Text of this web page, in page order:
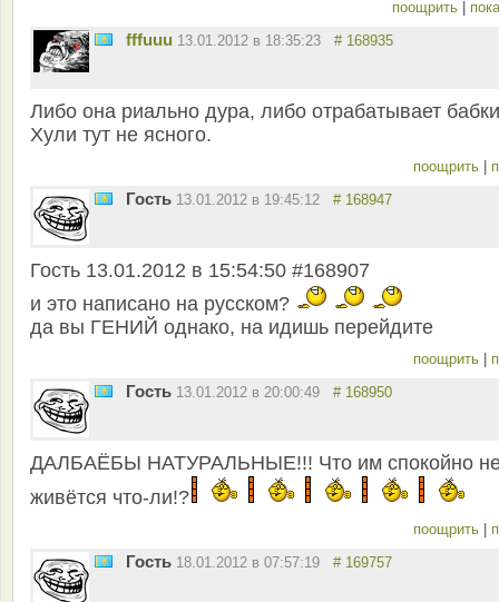
поощрить
fffuuu 13.01.2012 в 18:35:23 # 168935
Либо она риально дура, либо отрабатывает
Хули тут не ясного.
поощрить
Гость 13.01.2012 в 19:45:12 # 168947
Гость 13.01.2012 в 15:54:50 #168907
и это написано на русском?
да вы ГЕНИЙ однако, на идишь перейдите
поощрить
Гость 13.01.2012 в 20:00:49 # 168950
ДАЛБАЁБЫ НАТУРАЛЬНЫЕ!!! Что им спокойно
живётся что-ли!?
поощрить
Гость 18.01.2012 в 07:57:19 # 169757